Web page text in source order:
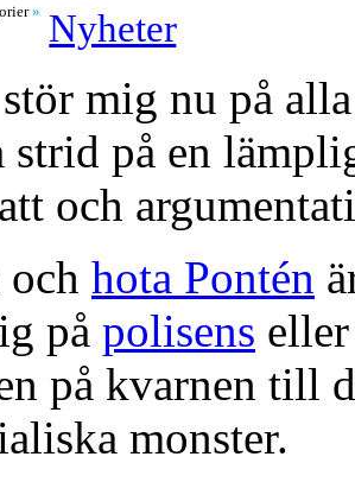
» Nyheter
mig nu på
strid på en
och
hota Pontén
på polisens
på kvarnen till
monster.